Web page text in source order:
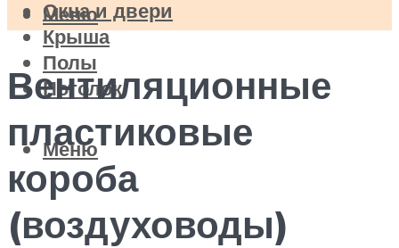
Окна и двери
Крыша
Полы
Потолок
Меню
Меню
Вентиляционные
пластиковые
короба
(воздуховоды)